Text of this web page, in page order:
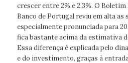
crescer entre 2% e 2,3%. O
Banco de Portugal reviu em alta as
especialmente pronunciada para
fica bastante acima da estimativa
Essa diferença é explicada pelo
e do investimento, graças à